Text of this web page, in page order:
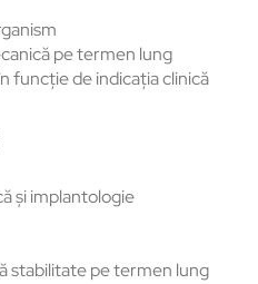
pe termen lung
funcție de indicația clinică
și implantologie
stabilitate pe termen lung